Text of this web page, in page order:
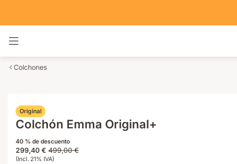
Colchones
Original
Colchón Emma Original+
40 % de descuento
Precio
299,40 €
299,40 € Precio
original
499,00 €
(Incl. 21% IVA)